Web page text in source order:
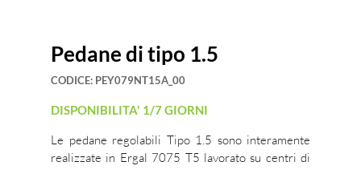
Pedane di tipo 1.5
CODICE: PEY079NT15A_00
DISPONIBILITA' 1/7 GIORNI
Le pedane regolabili Tipo 1.5 sono interamente
realizzate in Ergal 7075 T5 lavorato su centri di